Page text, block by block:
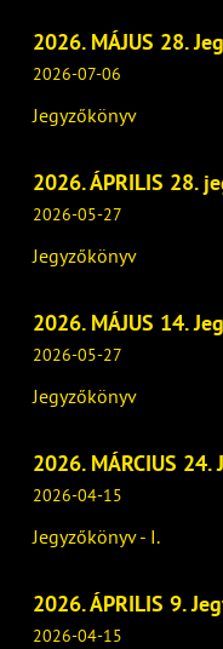
2026. MÁJUS 28.
2026-07-06
Jegyzőkönyv
2026. ÁPRILIS 28.
2026-05-27
Jegyzőkönyv
2026. MÁJUS 14.
2026-05-27
Jegyzőkönyv
2026. MÁRCIUS
2026-04-15
Jegyzőkönyv - I.
2026. ÁPRILIS 9.
2026-04-15